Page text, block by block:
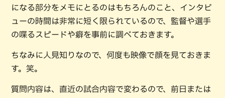
になる部分をメモにとるのはもちろんのこと、インタビ
ューの時間は非常に短く限られているので、監督や選手
の喋るスピードや癖を事前に調べておきます。
ちなみに人見知りなので、何度も映像で顔を見ておきま
す。笑。
質問内容は、直近の試合内容で変わるので、前日または